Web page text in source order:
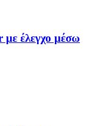
έλεγχο μέσω